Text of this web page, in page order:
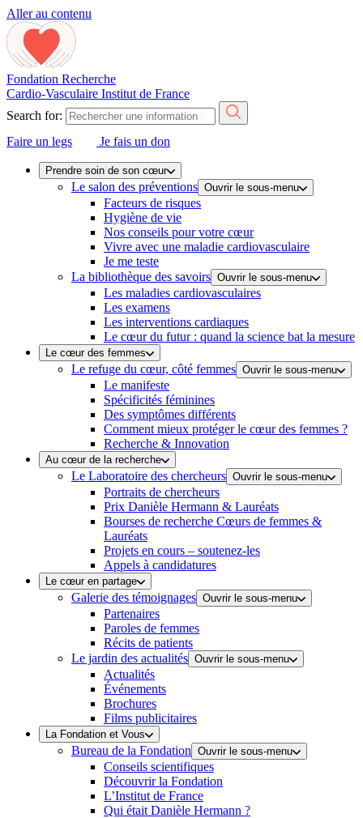
Aller au contenu
Fondation Recherche
Cardio-Vasculaire Institut de France
Search for:
Faire un legs
Je fais un don
Prendre soin de son cœur
Le salon des préventions Ouvrir le sous-menu
Facteurs de risques
Hygiène de vie
Nos conseils pour votre cœur
Vivre avec une maladie cardiovasculaire
Je me teste
La bibliothèque des savoirs Ouvrir le sous-menu
Les maladies cardiovasculaires
Les examens
Les interventions cardiaques
Le cœur du futur : quand la science bat la mesure
Le cœur des femmes
Le refuge du cœur, côté femmes Ouvrir le sous-menu
Le manifeste
Spécificités féminines
Des symptômes différents
Comment mieux protéger le cœur des femmes ?
Recherche & Innovation
Au cœur de la recherche
Le Laboratoire des chercheurs Ouvrir le sous-menu
Portraits de chercheurs
Prix Danièle Hermann & Lauréats
Bourses de recherche Cœurs de femmes &
Lauréats
Projets en cours – soutenez-les
Appels à candidatures
Le cœur en partage
Galerie des témoignages Ouvrir le sous-menu
Partenaires
Paroles de femmes
Récits de patients
Le jardin des actualités Ouvrir le sous-menu
Actualités
Événements
Brochures
Films publicitaires
La Fondation et Vous
Bureau de la Fondation Ouvrir le sous-menu
Conseils scientifiques
Découvrir la Fondation
L’Institut de France
Qui était Danièle Hermann ?